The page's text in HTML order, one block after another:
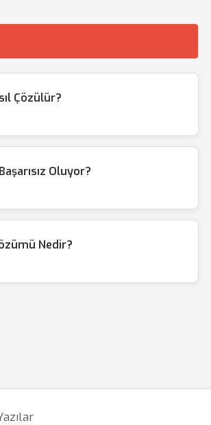
Çözülür?
Oluyor?
Nedir?